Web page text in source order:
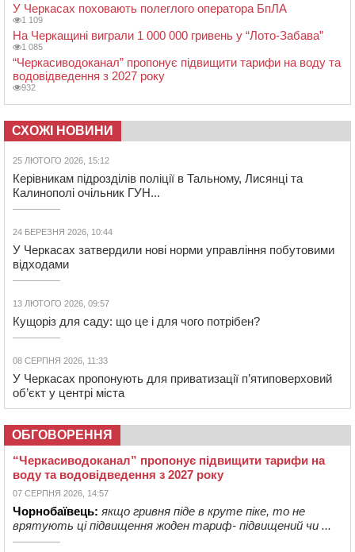
У Черкасах поховають полеглого оператора БпЛА
1 109
На Черкащині виграли 1 000 000 гривень у “Лото-Забава”
1 085
“Черкасиводоканал” пропонує підвищити тарифи на воду та
водовідведення з 2027 року
932
СХОЖІ НОВИНИ
25 ЛЮТОГО 2026, 15:12
Керівникам підрозділів поліції в Тальному, Лисянці та
Калинополі очільник ГУН...
24 БЕРЕЗНЯ 2026, 10:44
У Черкасах затвердили нові норми управління побутовими
відходами
13 ЛЮТОГО 2026, 09:57
Кущоріз для саду: що це і для чого потрібен?
08 СЕРПНЯ 2026, 11:33
У Черкасах пропонують для приватизації п’ятиповерховий
об’єкт у центрі міста
ОБГОВОРЕННЯ
“Черкасиводоканал” пропонує підвищити тарифи на
воду та водовідведення з 2027 року
07 СЕРПНЯ 2026, 14:57
Чорнобаївець: якщо гривня піде в круте піке, то не
врятують ці підвищення жоден тариф- підвищений чи ...